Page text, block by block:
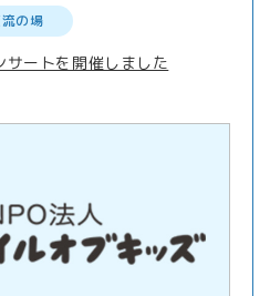
の場
ートを開催しました